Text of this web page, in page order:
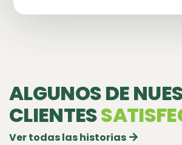
ALGUNOS DE
CLIENTES
Ver todas las historias